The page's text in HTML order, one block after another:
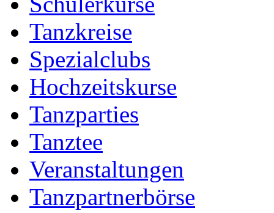
Tanzkreise
Spezialclubs
Hochzeitskurse
Tanzparties
Tanztee
Veranstaltungen
Tanzpartnerbörse